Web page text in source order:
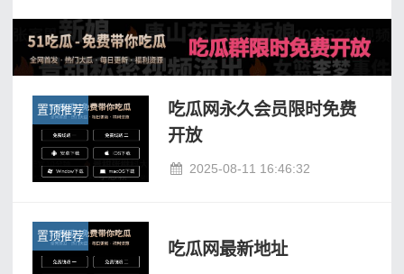
置顶推荐
吃瓜网永久会员限时免费
开放
2025-08-11 16:46:32
置顶推荐
吃瓜网最新地址